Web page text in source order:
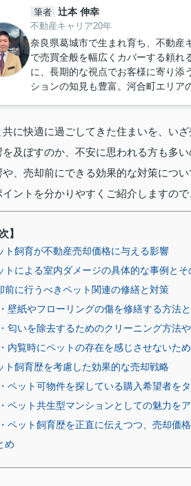
筆者 辻本 伸幸
不動産キャリア20年
奈良県葛城市で生まれ育ち、不動産
で売買全般を幅広くカバーする頼れ
に、長期的な視点でお客様に寄り添
ションの知見も豊富。河合町エリア
共に快適に過ごしてきた住まいを、い
を及ぼすのか、不安に思われる方も多
や、売却前にできる効果的な対策につ
イントを分かりやすくご紹介しますので
】
ト飼育が不動産売却価格に与える影響
トによる室内ダメージの具体的な事例とそ
前に行うべきペット関連の修繕と対策
・壁紙やフローリングの傷を修繕する方法
・匂いを除去するためのクリーニング方法
・内覧時にペットの存在を感じさせないた
ト飼育歴を考慮した効果的な売却戦略
・ペット可物件を探している購入希望者を
・ペット共生型マンションとしての魅力を
・ペット飼育歴を正直に伝えつつ、売却価
め